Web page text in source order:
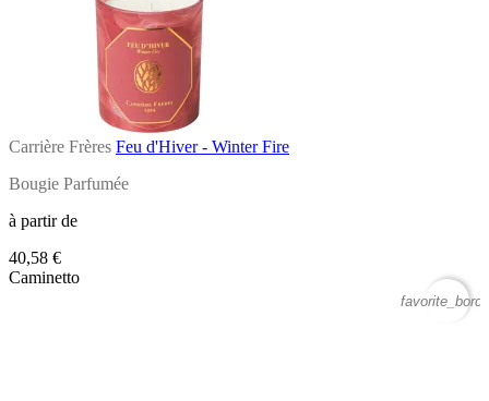
Carrière Frères Feu d'Hiver - Winter Fire
Bougie Parfumée
à partir de
40,58 €
Caminetto